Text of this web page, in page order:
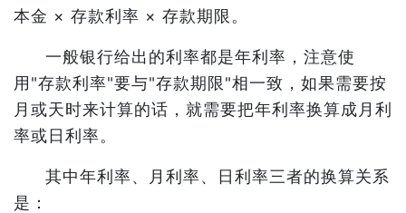
本金 × 存款利率 × 存款期限。
一般银行给出的利率都是年利率，注意使
用"存款利率"要与"存款期限"相一致，如果需要按
月或天时来计算的话，就需要把年利率换算成月利
率或日利率。
其中年利率、月利率、日利率三者的换算关系
是：